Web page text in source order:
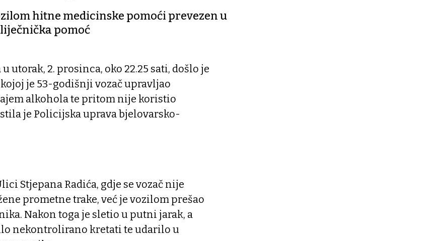
hitne medicinske pomoći prevezen u
pomoć
utorak, 2. prosinca, oko 22.25 sati, došlo je
je 53-godišnji vozač upravljao
alkohola te pritom nije koristio
je Policijska uprava bjelovarsko-
Stjepana Radića, gdje se vozač nije
prometne trake, već je vozilom prešao
Nakon toga je sletio u putni jarak, a
nekontrolirano kretati te udarilo u